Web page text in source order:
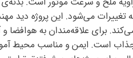
تغییرات می‌شود. این پروژه دید
برای علاقه‌مندان به هوافضا و
است. ایمن و مناسب محیط